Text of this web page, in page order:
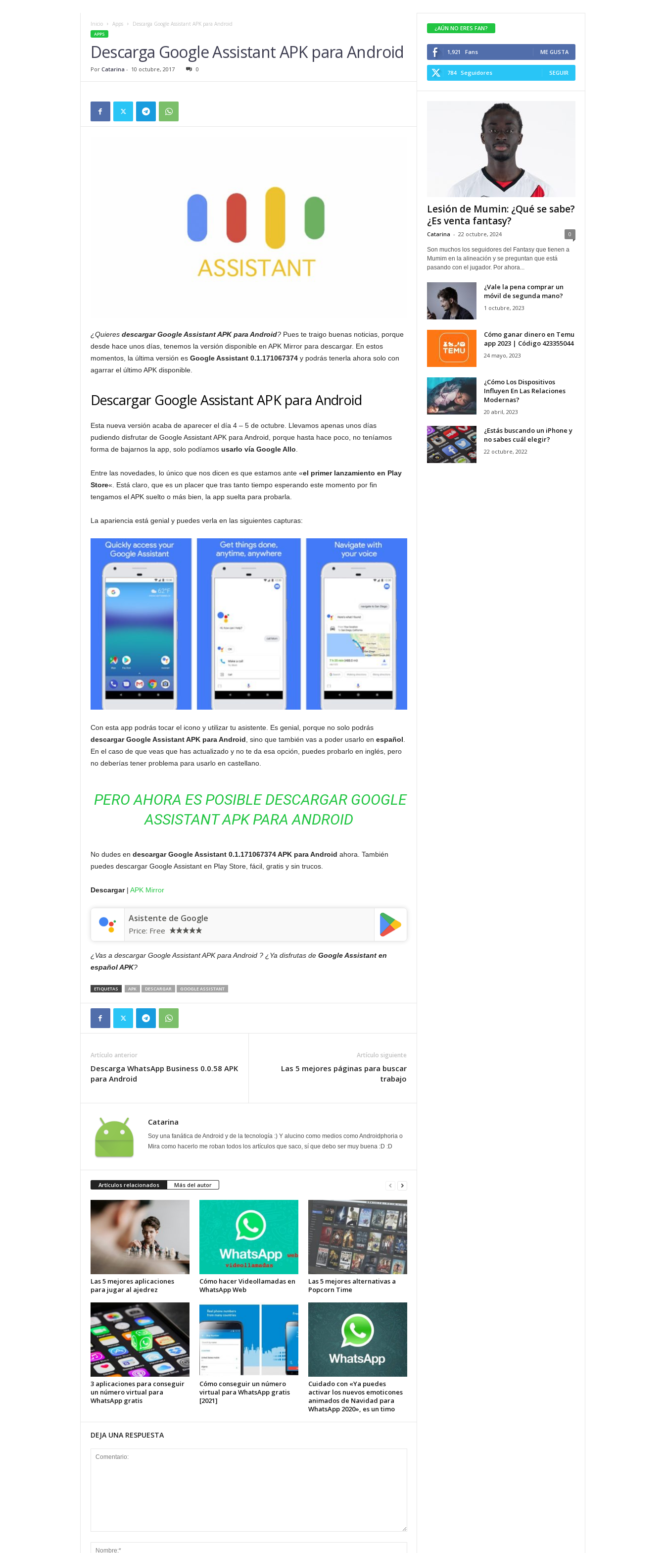
Inicio Apps Descarga Google Assistant APK para Android
APPS
Descarga Google Assistant APK para Android
Por Catarina - 10 octubre, 2017 0
¿Quieresdescargar Google Assistant APK para Android?Pues te traigo buenas noticias, porque
desde hace unos días, tenemos la versión disponible en APK Mirror para descargar. En estos
momentos, la última versión es Google Assistant 0.1.171067374y podrás tenerla ahora solo con
agarrar el último APK disponible.
Descargar Google Assistant APK para Android
Esta nueva versión acaba de aparecer el día 4 – 5 de octubre. Llevamos apenas unos días
pudiendo disfrutar de Google Assistant APK para Android, porque hasta hace poco, no teníamos
forma de bajarnos la app, solo podíamos usarlo vía Google Allo
Entre las novedades, lo único que nos dicen es que estamos ante «el primer lanzamiento en Play
Store«. Está claro, que es un placer que tras tanto tiempo esperando este momento por fin
tengamos el APK suelto o más bien, la app suelta para probarla.
La apariencia está genial y puedes verla en las siguientes capturas:
Con esta app podrás tocar el icono y utilizar tu asistente. Es genial, porque no solo podrás
descargar Google Assistant APK para Android , sino que también vas a poder usarlo en español
En el caso de que veas que has actualizado y no te da esa opción, puedes probarlo en inglés, pero
no deberías tener problema para usarlo en castellano.
PERO AHORA ES POSIBLE DESCARGAR GOOGLE
ASSISTANT APK PARA ANDROID
No dudes en descargar Google Assistant 0.1.171067374 APK para Android ahora. También
puedes descargar Google Assistant en Play Store, fácil, gratis y sin trucos.
Descargar| APK Mirror
Asistente de Google
Price: Free
¿Vas a descargar Google Assistant APK para Android ? ¿Ya disfrutas deGoogle Assistant en
español APK?
ETIQUETAS APK DESCARGAR GOOGLE ASSISTANT
Artículo anterior
Descarga WhatsApp Business 0.0.58 APK
para Android
Artículo siguiente
Las 5 mejores páginas para buscar
trabajo
Catarina
Soy una fanática de Android y de la tecnología :) Y alucino como medios como Androidphoria o
Mira como hacerlo me roban todos los artículos que saco, sí que debo ser muy buena :D :D
Artículos relacionados Más del autor
Las 5 mejores aplicaciones
para jugar al ajedrez
Cómo hacer Videollamadas en
WhatsApp Web
Las 5 mejores alternativas a
Popcorn Time
3 aplicaciones para conseguir
un número virtual para
WhatsApp gratis
Cómo conseguir un número
virtual para WhatsApp gratis
[2021]
Cuidado con «Ya puedes
activar los nuevos emoticones
animados de Navidad para
WhatsApp 2020», es un timo
DEJA UNA RESPUESTA
¿AÚN NO ERES FAN?
1,921 Fans ME GUSTA
784 Seguidores SEGUIR
Lesión de Mumin: ¿Qué se sabe?
¿Es venta fantasy?
Catarina - 22 octubre, 2024 0
Son muchos los seguidores del Fantasy que tienen a
Mumim en la alineación y se preguntan que está
pasando con el jugador. Por ahora...
¿Vale la pena comprar un
móvil de segunda mano?
1 octubre, 2023
Cómo ganar dinero en Temu
app 2023 | Código 423355044
24 mayo, 2023
¿Cómo Los Dispositivos
Influyen En Las Relaciones
Modernas?
20 abril, 2023
¿Estás buscando un iPhone y
no sabes cuál elegir?
22 octubre, 2022